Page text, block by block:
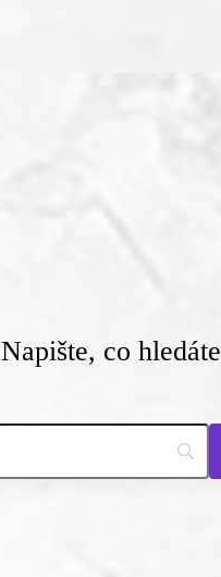
Napište, co hledáte